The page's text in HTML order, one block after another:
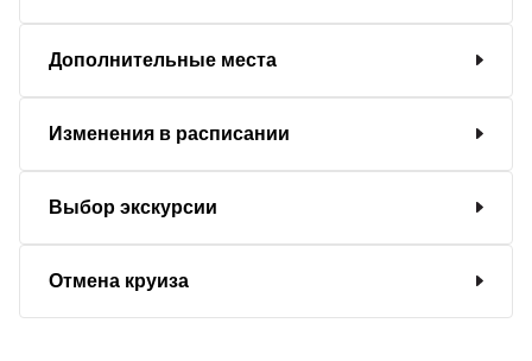
Дополнительные места
Изменения в расписании
Выбор экскурсии
Отмена круиза